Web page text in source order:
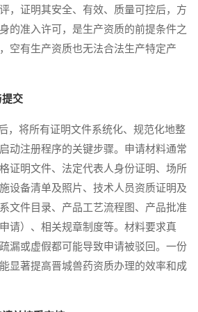
，证明其安全、有效、质量可控后，方
的准入许可，是生产资质的前提条件之
空有生产资质也无法合法生产特定产
提交
将所有证明文件系统化、规范化地整
动注册程序的关键步骤。申请材料通常
证明文件、法定代表人身份证明、场所
设备清单及照片、技术人员资质证明及
文件目录、产品工艺流程图、产品批准
请）、相关规章制度等。材料要求真
漏或虚假都可能导致申请被驳回。一份
显著提高晋城兽药资质办理的效率和成